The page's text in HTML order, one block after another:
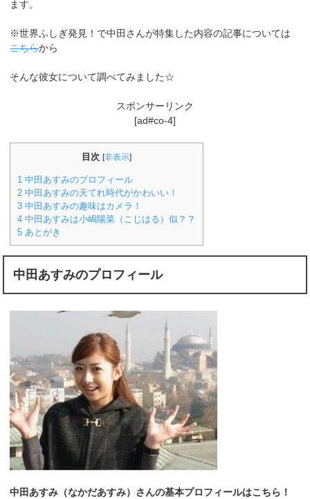
ます。
※世界ふしぎ発見！で中田さんが特集した内容の記事については
こちらから
そんな彼女について調べてみました☆
スポンサーリンク
[ad#co-4]
目次 [非表示]
1 中田あすみのプロフィール
2 中田あすみの天てれ時代がかわいい！
3 中田あすみの趣味はカメラ！
4 中田あすみは小嶋陽菜（こじはる）似？？
5 あとがき
中田あすみのプロフィール
中田あすみ（なかだあすみ）さんの基本プロフィールはこちら！